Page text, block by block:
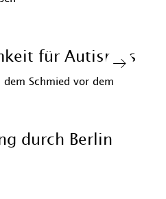
für Autismus
durch Berlin